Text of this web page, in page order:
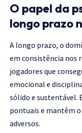
O papel da
longo prazo
A longo prazo, o
em consistência nos
jogadores que
emocional e
sólido e sustentável.
pontuais e mantêm
adversos.